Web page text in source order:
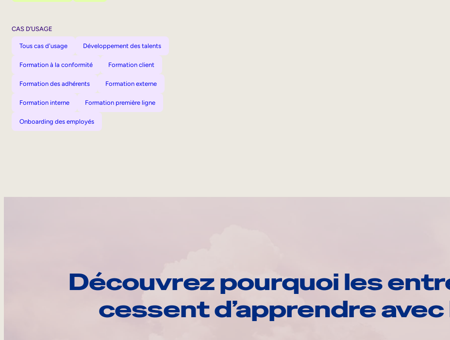
CAS D’USAGE
Tous cas d'usage Développement des talents
Formation à la conformité Formation client
Formation des adhérents Formation externe
Formation interne Formation première ligne
Onboarding des employés
Découvrez pourquoi les
cessent d’apprendre